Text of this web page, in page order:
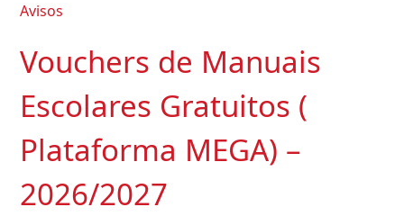
Avisos
Vouchers de Manuais
Escolares Gratuitos (
Plataforma MEGA) –
2026/2027